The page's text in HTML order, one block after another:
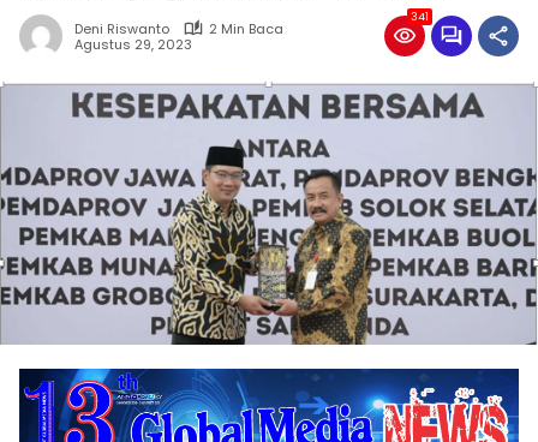
Deni Riswanto
2 Min Baca
Agustus 29, 2023
341